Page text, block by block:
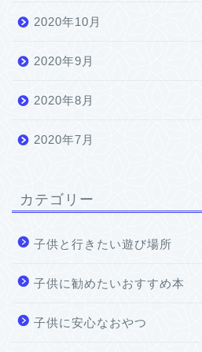
2020年10月
2020年9月
2020年8月
2020年7月
カテゴリー
子供と行きたい遊び場所
子供に勧めたいおすすめ本
子供に安心なおやつ